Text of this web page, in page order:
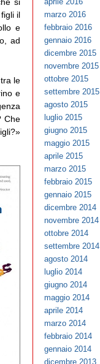
il
e
ad
le
e
Che
marzo 2016
febbraio 2016
gennaio 2016
dicembre 2015
novembre 2015
ottobre 2015
settembre 2015
agosto 2015
luglio 2015
giugno 2015
maggio 2015
aprile 2015
marzo 2015
febbraio 2015
gennaio 2015
dicembre 2014
novembre 2014
ottobre 2014
settembre 2014
agosto 2014
luglio 2014
giugno 2014
maggio 2014
aprile 2014
marzo 2014
febbraio 2014
gennaio 2014
dicembre 2013